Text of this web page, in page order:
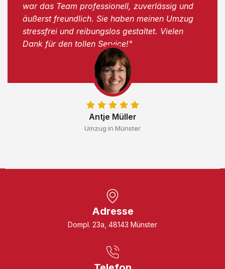
Antje Müller
Umzug in Münster
war das Team professionell, zuverlässig und
äußerst freundlich. Sie haben meinen Umzug
stressfrei und reibungslos gestaltet. Vielen
Dank für den tollen Service!"
Adresse
Dompl. 23a, 48143 Münster